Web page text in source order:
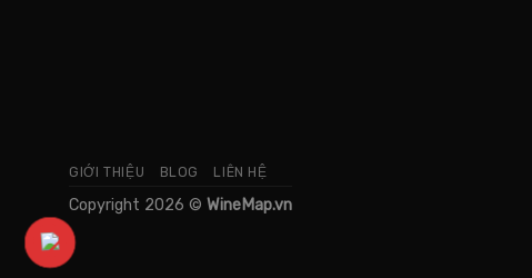
GIỚI THIỆU BLOG LIÊN HỆ
Copyright 2026 © WineMap.vn